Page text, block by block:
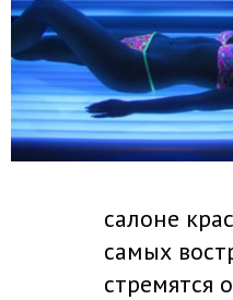
салоне
самых
стремятся